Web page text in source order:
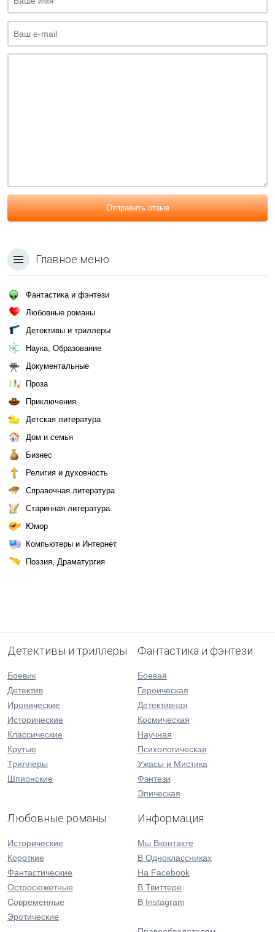
Отправить отзыв
Главное меню
Фантастика и фэнтези
Любовные романы
Детективы и триллеры
Наука, Образование
Документальные
Проза
Приключения
Детская литература
Дом и семья
Бизнес
Религия и духовность
Справочная литература
Старинная литература
Юмор
Компьютеры и Интернет
Поэзия, Драматургия
Детективы и триллеры
Боевик
Детектив
Иронические
Исторические
Классические
Крутые
Триллеры
Шпионские
Фантастика и фэнтези
Боевая
Героическая
Детективная
Космическая
Научная
Психологическая
Ужасы и Мистика
Фэнтези
Эпическая
Любовные романы
Исторические
Короткие
Фантастические
Остросюжетные
Современные
Эротические
Информация
Мы Вконтакте
В Одноклассниках
На Facebook
В Твиттере
В Instagram